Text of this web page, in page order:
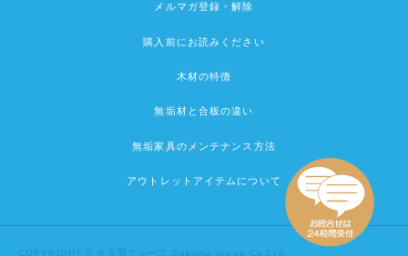
メルマガ登録・解除
購入前にお読みください
木材の特徴
無垢材と合板の違い
無垢家具のメンテナンス方法
アウトレットアイテムについて
COPYRIGHT © 佐久間グループ Sakuma-group Co.Ltd.